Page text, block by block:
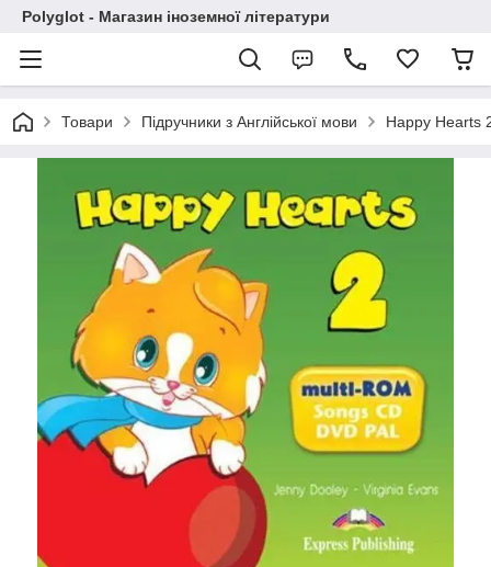
Polyglot - Магазин іноземної літератури
Товари Підручники з Англійської мови Happy Hearts